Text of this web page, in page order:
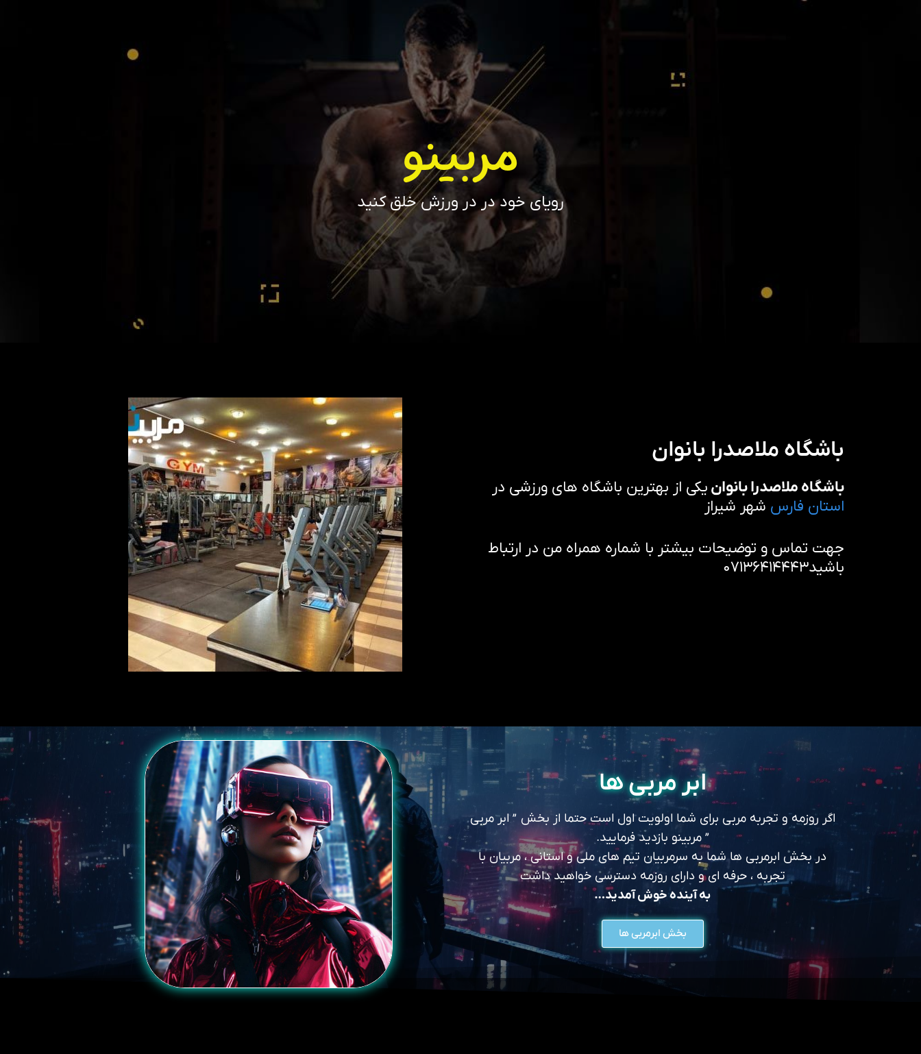
مربینو
رویای خود در در ورزش خلق کنید
باشگاه ملاصدرا بانوان
باشگاه ملاصدرا بانوان یکی از بهترین باشگاه های ورزشی در
استان فارس شهر شیراز
جهت تماس و توضیحات بیشتر با شماره همراه من در ارتباط
باشید۰۷۱۳۶۴۱۴۴۴۳
ابر مربی ها
اگر روزمه و تجربه مربی برای شما اولویت اول است حتما از بخش ” ابر مربی
” مربینو بازدید فرمایید.
در بخش ابرمربی ها شما به سرمربیان تیم های ملی و استانی ، مربیان با
تجربه ، حرفه ای و دارای روزمه دسترسی خواهید داشت
به آینده خوش آمدید…
بخش ابرمربی ها